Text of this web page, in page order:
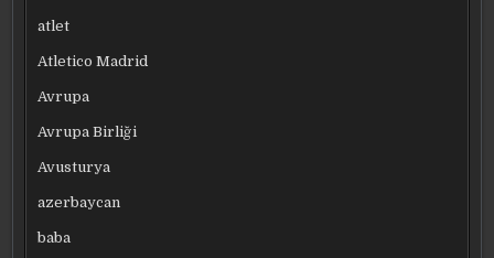
atlet
Atletico Madrid
Avrupa
Avrupa Birliği
Avusturya
azerbaycan
baba